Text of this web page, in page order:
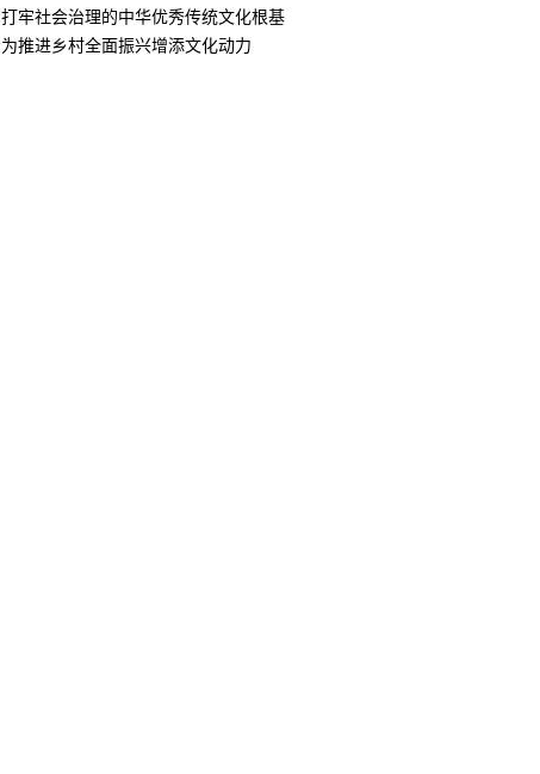
布公
打牢社会治理的中华优秀传统文化根基
为推进乡村全面振兴增添文化动力